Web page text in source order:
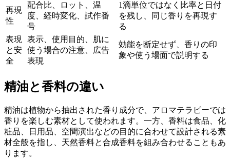
再現
性
配合比、ロット、温
度、経時変化、試作番
号
1滴単位ではなく比率と日付
を残し、同じ香りを再現す
る
表現
と安
全
表示、使用目的、肌に
使う場合の注意、広告
表現
効能を断定せず、香りの印
象や使う場面で説明する
精油と香料の違い
精油は植物から抽出された香り成分で、アロマテラピーでは
香りを楽しむ素材として使われます。一方、香料は食品、化
粧品、日用品、空間演出などの目的に合わせて設計される素
材全般を指し、天然香料と合成香料を組み合わせることもあ
ります。